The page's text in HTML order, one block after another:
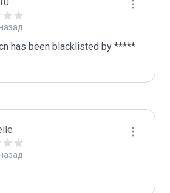
has been blacklisted by *****